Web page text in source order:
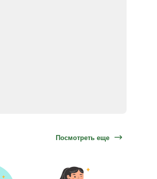
Посмотреть еще